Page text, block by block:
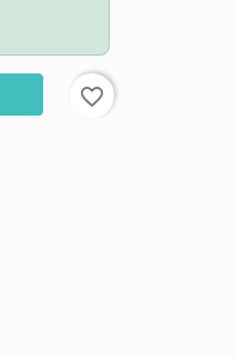
favorite_border